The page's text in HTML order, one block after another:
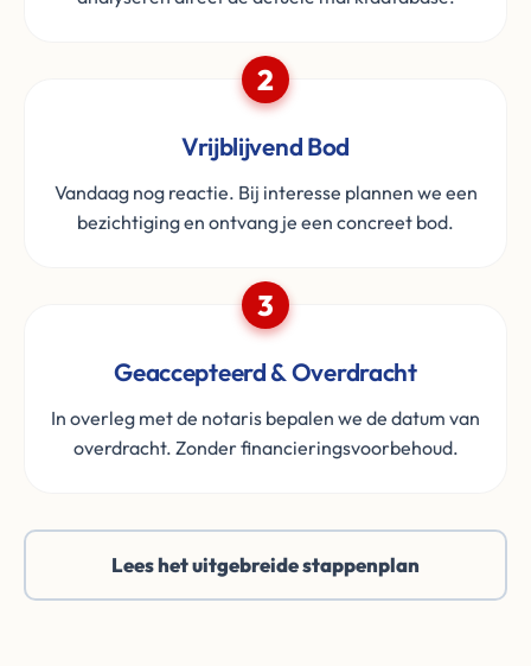
2
Vrijblijvend Bod
Vandaag nog reactie. Bij interesse plannen we een
bezichtiging en ontvang je een concreet bod.
3
Geaccepteerd & Overdracht
In overleg met de notaris bepalen we de datum van
overdracht. Zonder financieringsvoorbehoud.
Lees het uitgebreide stappenplan